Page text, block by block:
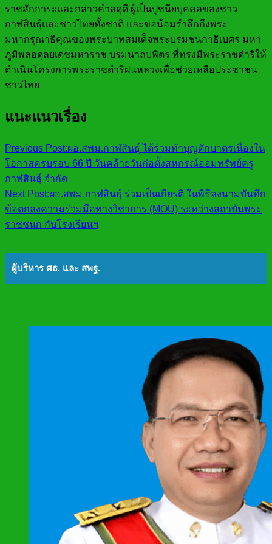
ราชสักการะและกล่าวคำสดุดี ผู้เป็นปูชนียบุคคลของชาว
กาฬสินธุ์และชาวไทยทั้งชาติ และขอน้อมรำลึกถึงพระ
มหากรุณาธิคุณของพระบาทสมเด็จพระบรมชนกาธิเบศร มหา
ภูมิพลอดุลยเดชมหาราช บรมนาถบพิตร ที่ทรงมีพระราชดำริให้
ดำเนินโครงการพระราชดำริฝนหลวงเพื่อช่วยเหลือประชาชน
ชาวไทย
แนะแนวเรื่อง
Previous Post:ผอ.สพม.กาฬสินธุ์ ได้ร่วมทำบุญตักบาตรเนื่องใน
โอกาสครบรอบ 66 ปี วันคล้ายวันก่อตั้งสหกรณ์ออมทรัพย์ครู
กาฬสินธุ์ จำกัด
Next Post:ผอ.สพม.กาฬสินธ์ุ ร่วมเป็นเกียรติ ในพิธีลงนามบันทึก
ข้อตกลงความร่วมมือทางวิชาการ (MOU) ระหว่างสถาบันพระ
ราชชนก กับโรงเรียนฯ
ผู้บริหาร ศธ. และ สพฐ.